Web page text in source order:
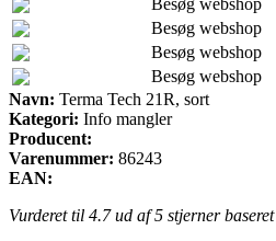
Besøg webshop
Besøg webshop
Besøg webshop
Navn: Terma Tech 21R, sort
Kategori: Info mangler
Producent:
Varenummer: 86243
EAN:
Vurderet til 4.7ud af 5 stjerner